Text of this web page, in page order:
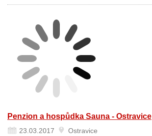
Penzion a hospůdka Sauna - Ostravice
23.03.2017
Ostravice